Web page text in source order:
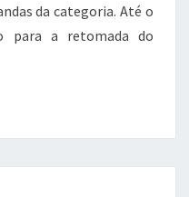
da categoria. Até o
para a retomada do